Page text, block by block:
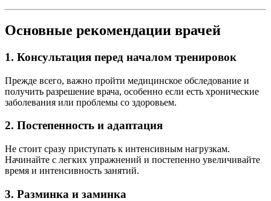
Основные рекомендации врачей
1. Консультация перед началом тренировок
Прежде всего, важно пройти медицинское обследование и
получить разрешение врача, особенно если есть хронические
заболевания или проблемы со здоровьем.
2. Постепенность и адаптация
Не стоит сразу приступать к интенсивным нагрузкам.
Начинайте с легких упражнений и постепенно увеличивайте
время и интенсивность занятий.
3. Разминка и заминка